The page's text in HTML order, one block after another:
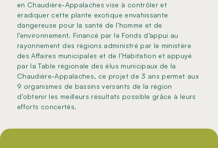
en Chaudière-Appalaches vise à contrôler et
éradiquer cette plante exotique envahissante
dangereuse pour la santé de l’homme et de
l’environnement. Financé par le Fonds d’appui au
rayonnement des régions administré par le ministère
des Affaires municipales et de l’Habitation et appuyé
par la Table régionale des élus municipaux de la
Chaudière-Appalaches, ce projet de 3 ans permet aux
9 organismes de bassins versants de la région
d’obtenir les meilleurs résultats possible grâce à leurs
efforts concertés.